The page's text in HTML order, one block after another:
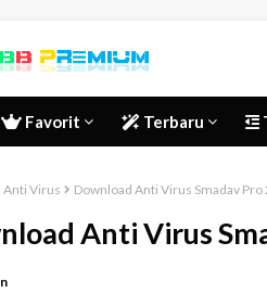
Favorit Terbaru
Anti Virus Download Anti Virus Smadav Pro
Anti Virus